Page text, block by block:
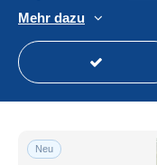
Status
Neu
Mehr dazu